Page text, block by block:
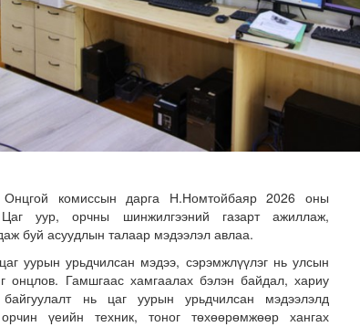
комиссын дарга Н.Номтойбаяр 2026 оны
уур, орчны шинжилгээний газарт ажиллаж,
буй асуудлын талаар мэдээлэл авлаа.
уурын урьдчилсан мэдээ, сэрэмжлүүлэг нь улсын
онцлов. Гамшгаас хамгаалах бэлэн байдал, хариу
нь цаг уурын урьдчилсан мэдээлэлд
үеийн техник, тоног төхөөрөмжөөр хангах